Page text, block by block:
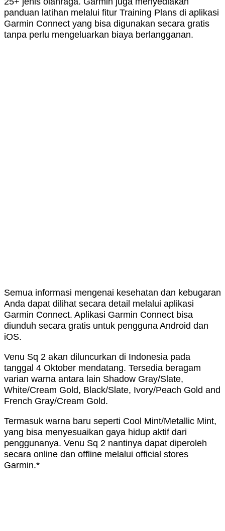
panduan latihan melalui fitur Training Plans di aplikasi
Garmin Connect yang bisa digunakan secara gratis
tanpa perlu mengeluarkan biaya berlangganan.
Semua informasi mengenai kesehatan dan kebugaran
Anda dapat dilihat secara detail melalui aplikasi
Garmin Connect. Aplikasi Garmin Connect bisa
diunduh secara gratis untuk pengguna Android dan
iOS.
Venu Sq 2 akan diluncurkan di Indonesia pada
tanggal 4 Oktober mendatang. Tersedia beragam
varian warna antara lain Shadow Gray/Slate,
White/Cream Gold, Black/Slate, Ivory/Peach Gold and
French Gray/Cream Gold.
Termasuk warna baru seperti Cool Mint/Metallic Mint,
yang bisa menyesuaikan gaya hidup aktif dari
penggunanya. Venu Sq 2 nantinya dapat diperoleh
secara online dan offline melalui official stores
Garmin.*